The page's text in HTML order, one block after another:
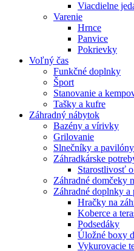
Viacdielne
Varenie
Hrnce
Panvice
Pokrievky
Voľný čas
Funkčné doplnky
Šport
Stanovanie a
Tašky a kufre
Záhradný nábytok
Bazény a vírivky
Grilovanie
Slnečníky a pavilóny
Záhradkárske
Starostlivosť
Záhradné domčeky
Záhradné doplnky a
Hračky na
Koberce a
Podsedáky
Úložné boxy
Vykurovacie